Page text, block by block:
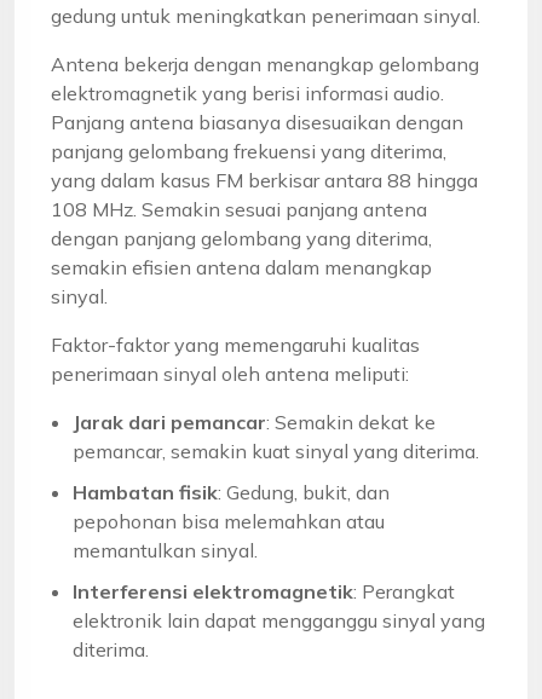
gedung untuk meningkatkan penerimaan sinyal.
Antena bekerja dengan menangkap gelombang
elektromagnetik yang berisi informasi audio.
Panjang antena biasanya disesuaikan dengan
panjang gelombang frekuensi yang diterima,
yang dalam kasus FM berkisar antara 88 hingga
108 MHz. Semakin sesuai panjang antena
dengan panjang gelombang yang diterima,
semakin efisien antena dalam menangkap
sinyal.
Faktor-faktor yang memengaruhi kualitas
penerimaan sinyal oleh antena meliputi:
Jarak dari pemancar: Semakin dekat ke
pemancar, semakin kuat sinyal yang diterima.
Hambatan fisik: Gedung, bukit, dan
pepohonan bisa melemahkan atau
memantulkan sinyal.
Interferensi elektromagnetik: Perangkat
elektronik lain dapat mengganggu sinyal yang
diterima.